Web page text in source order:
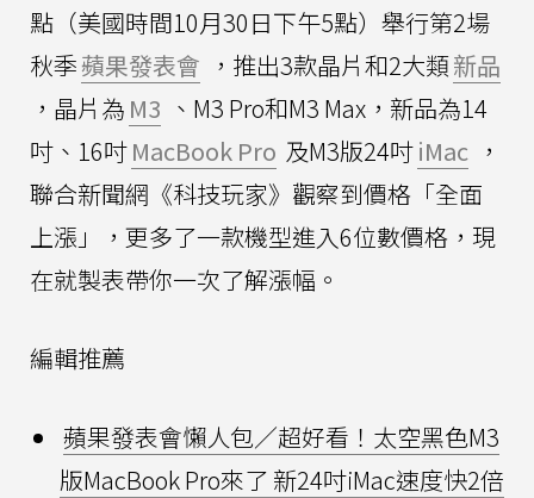
點（美國時間10月30日下午5點）舉行第2場
秋季蘋果發表會 ，推出3款晶片和2大類新品
，晶片為 M3 、M3 Pro和M3 Max，新品為14
吋、16吋MacBook Pro 及M3版24吋iMac ，
聯合新聞網《科技玩家》觀察到價格「全面
上漲」，更多了一款機型進入6位數價格，現
在就製表帶你一次了解漲幅。
編輯推薦
蘋果發表會懶人包／超好看！太空黑色M3
版MacBook Pro來了 新24吋iMac速度快2倍